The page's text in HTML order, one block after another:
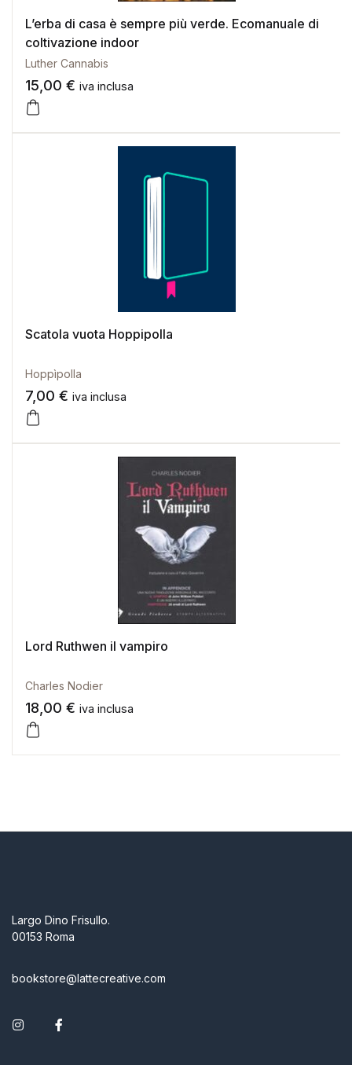
L’erba di casa è sempre più verde. Ecomanuale di
coltivazione indoor
Luther Cannabis
15,00 € iva inclusa
Scatola vuota Hoppipolla
Hoppìpolla
7,00 € iva inclusa
Lord Ruthwen il vampiro
Charles Nodier
18,00 € iva inclusa
Largo Dino Frisullo.
00153 Roma
bookstore@lattecreative.com
Instagram